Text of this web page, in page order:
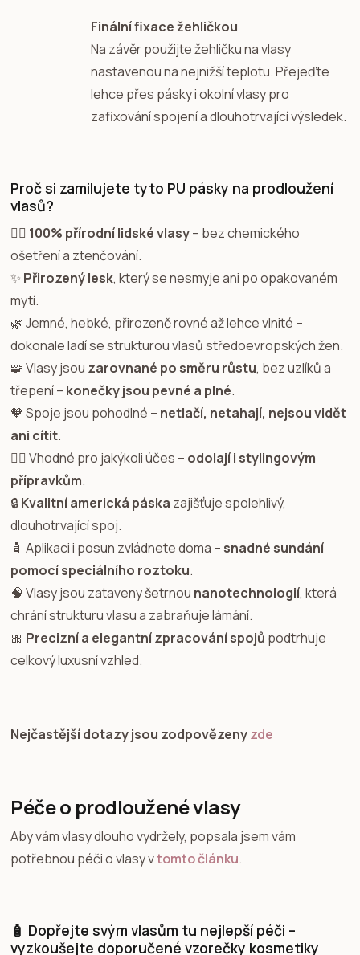
Finální fixace žehličkou
Na závěr použijte žehličku na vlasy
nastavenou na nejnižší teplotu. Přejeďte
lehce přes pásky i okolní vlasy pro
zafixování spojení a dlouhotrvající výsledek.
Proč si zamilujete tyto PU pásky na prodloužení
vlasů?
💁‍♀️ 100% přírodní lidské vlasy– bez chemického
ošetření a ztenčování.
✨ Přirozený lesk, který se nesmyje ani po opakovaném
mytí.
🌿 Jemné, hebké, přirozeně rovné až lehce vlnité –
dokonale ladí se strukturou vlasů středoevropských žen.
🧩 Vlasy jsou zarovnané po směru růstu, bez uzlíků a
třepení – konečky jsou pevné a plné.
🧡 Spoje jsou pohodlné – netlačí, netahají, nejsou vidět
ani cítit.
💇‍♀️ Vhodné pro jakýkoli účes – odolají i stylingovým
přípravkům.
🔒Kvalitní americká páska zajišťuje spolehlivý,
dlouhotrvající spoj.
🧴 Aplikaci i posun zvládnete doma – snadné sundání
pomocí speciálního roztoku.
🧠 Vlasy jsou zataveny šetrnou nanotechnologií, která
chrání strukturu vlasu a zabraňuje lámání.
🎀 Precizní a elegantní zpracování spojů podtrhuje
celkový luxusní vzhled.
Nejčastější dotazy jsou zodpovězenyzde
Péče o prodloužené vlasy
Aby vám vlasy dlouho vydržely, popsala jsem vám
potřebnou péči o vlasy vtomto článku.
🧴 Dopřejte svým vlasům tu nejlepší péči –
vyzkoušejte doporučené vzorečky kosmetiky